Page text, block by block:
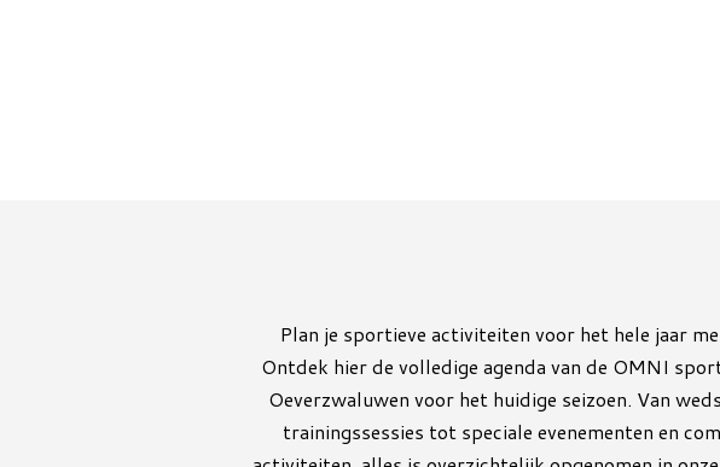
Plan je sportieve activiteiten voor het hele jaar
Ontdek hier de volledige agenda van de OMNI
Oeverzwaluwen voor het huidige seizoen. Van
trainingssessies tot speciale evenementen en